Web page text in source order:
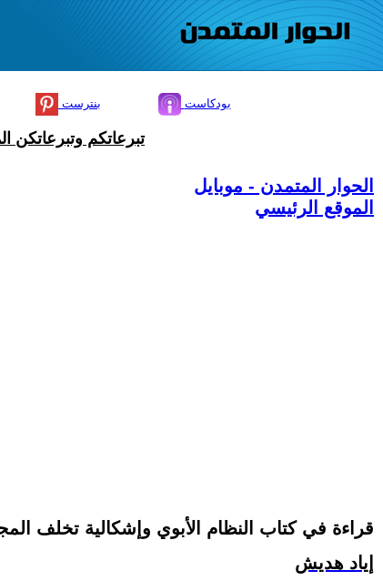
بنترست بودكاست
تبرعاتكم وتبرعاتكن
الحوار المتمدن - موبايل
الموقع الرئيسي
قراءة في كتاب النظام الأبوي وإشكالية تخلف
إياد هديش